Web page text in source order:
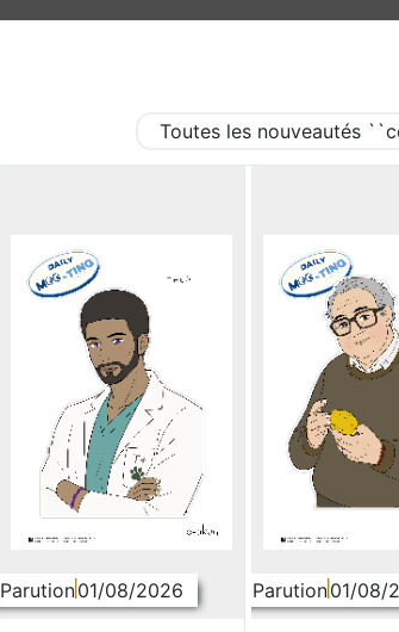
Toutes les nouveautés
Parution01/08/2026 Parution01/08/